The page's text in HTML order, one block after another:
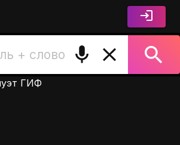
Силуэт ГИФ на